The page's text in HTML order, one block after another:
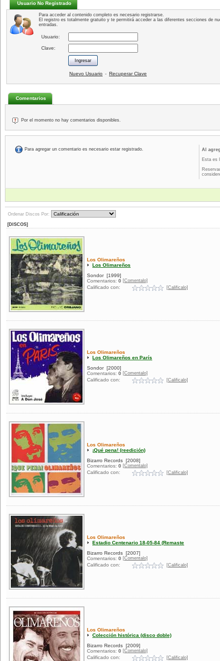
Usuario No Registrado
Para acceder al contenido completo es necesario registrarse.
El registro es totalmente gratuito y te permitirá acceder a las diferentes secciones de
entradas.
Usuario:
Clave:
Nuevo Usuario - Recuperar Clave
Comentarios
Por el momento no hay comentarios disponibles.
Para agregar un comentario es necesario estar registrado.
Al
Esta es
Ordenar Discos Por:
[DISCOS]
Los Olimareños
Los Olimareños
Sondor [1999]
Comentarios: 0 [Comentalo]
Calificado con: [Calificalo]
Los Olimareños
Los Olimareños en París
Sondor [2000]
Comentarios: 0 [Comentalo]
Calificado con: [Calificalo]
Los Olimareños
¡Qué pena! (reedición)
Bizarro Records [2008]
Comentarios: 0 [Comentalo]
Calificado con: [Calificalo]
Los Olimareños
Estadio Centenario 18-05-84 (Remaste
Bizarro Records [2007]
Comentarios: 0 [Comentalo]
Calificado con: [Calificalo]
Los Olimareños
Colección histórica (disco doble)
Bizarro Records [2009]
Comentarios: 0 [Comentalo]
Calificado con: [Calificalo]